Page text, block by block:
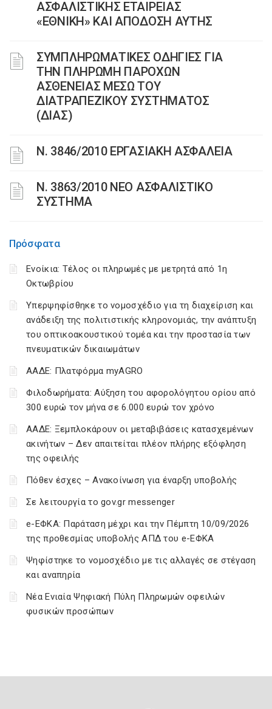
ΑΣΦΑΛΙΣΤΙΚΗΣ ΕΤΑΙΡΕΙΑΣ
«ΕΘΝΙΚΗ» ΚΑΙ ΑΠΟΔΟΣΗ ΑΥΤΗΣ
ΣΥΜΠΛΗΡΩΜΑΤΙΚΕΣ ΟΔΗΓΙΕΣ ΓΙΑ
ΤΗΝ ΠΛΗΡΩΜΗ ΠΑΡΟΧΩΝ
ΑΣΘΕΝΕΙΑΣ ΜΕΣΩ ΤΟΥ
ΔΙΑΤΡΑΠΕΖΙΚΟΥ ΣΥΣΤΗΜΑΤΟΣ
(ΔΙΑΣ)
Ν. 3846/2010 ΕΡΓΑΣΙΑΚΗ ΑΣΦΑΛΕΙΑ
N. 3863/2010 ΝΕΟ ΑΣΦΑΛΙΣΤΙΚΟ
ΣΥΣΤΗΜΑ
Πρόσφατα
Ενοίκια: Τέλος οι πληρωμές με μετρητά από 1η
Οκτωβρίου
Υπερψηφίσθηκε το νομοσχέδιο για τη διαχείριση και
ανάδειξη της πολιτιστικής κληρονομιάς, την ανάπτυξη
του οπτικοακουστικού τομέα και την προστασία των
πνευματικών δικαιωμάτων
ΑΑΔΕ: Πλατφόρμα myAGRO
Φιλοδωρήματα: Αύξηση του αφορολόγητου ορίου από
300 ευρώ τον μήνα σε 6.000 ευρώ τον χρόνο
ΑΑΔΕ: Ξεμπλοκάρουν οι μεταβιβάσεις κατασχεμένων
ακινήτων – Δεν απαιτείται πλέον πλήρης εξόφληση
της οφειλής
Πόθεν έσχες – Ανακοίνωση για έναρξη υποβολής
Σε λειτουργία το gov.gr messenger
e-ΕΦΚΑ: Παράταση μέχρι και την Πέμπτη 10/09/2026
της προθεσμίας υποβολής ΑΠΔ του e-ΕΦΚΑ
Ψηφίστηκε το νομοσχέδιο με τις αλλαγές σε στέγαση
και αναπηρία
Νέα Ενιαία Ψηφιακή Πύλη Πληρωμών οφειλών
φυσικών προσώπων